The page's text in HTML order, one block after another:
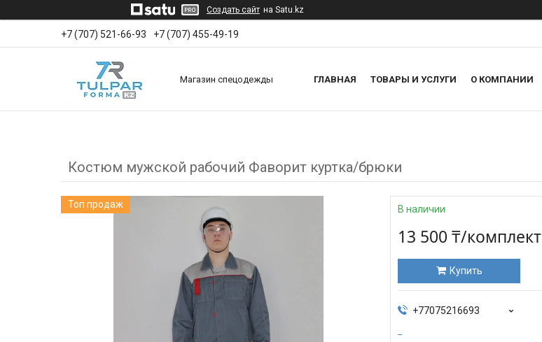
Создать сайт на Satu.kz
+7 (707) 521-66-93 +7 (707) 455-49-19
Магазин спецодежды ГЛАВНАЯ ТОВАРЫ И УСЛУГИ О КОМПАНИИ
Костюм мужской рабочий Фаворит куртка/брюки
Топ продаж В наличии
13 500 ₸/комплект
Купить
+77075216693